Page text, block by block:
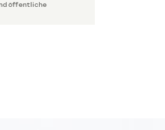
öffentliche